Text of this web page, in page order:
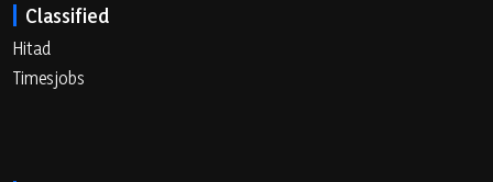
Classified
Hitad
Timesjobs